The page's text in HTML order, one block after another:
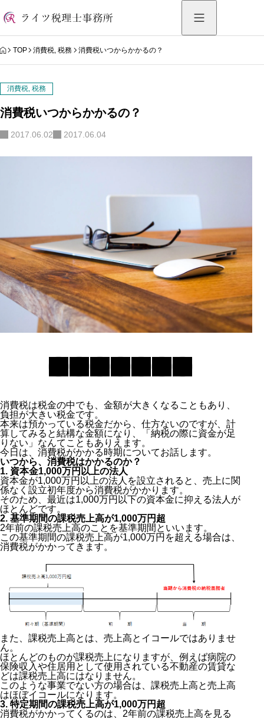
HOME
TOP 消費税,税務 消費税いつからかかるの？
消費税, 税務
消費税いつからかかるの？
2017.06.02 2017.06.04
消費税は税金の中でも、金額が大きくなることもあり、
負担が大きい税金です。
本来は預かっている税金だから、仕方ないのですが、計
算してみると結構な金額になり、「納税の際に資金が足
りない」なんてこともありえます。
今日は、消費税がかかる時期についてお話します。
いつから、消費税はかかるのか？
1. 資本金1,000万円以上の法人
資本金が1,000万円以上の法人を設立されると、売上に関
係なく設立初年度から消費税がかかります。
そのため、最近は1,000万円以下の資本金に抑える法人が
ほとんどです。
2. 基準期間の課税売上高が1,000万円超
2年前の課税売上高のことを基準期間といいます。
この基準期間の課税売上高が1,000万円を超える場合は、
消費税がかかってきます。
また、課税売上高とは、売上高とイコールではありませ
ん。
ほとんどのものが課税売上になりますが、例えば病院の
保険収入や住居用として使用されている不動産の賃貸な
どは課税売上高にはなりません。
このような事業でない方の場合は、課税売上高と売上高
はほぼイコールになります。
3. 特定期間の課税売上高が1,000万円超
消費税がかかってくるのは、2年前の課税売上高を見る